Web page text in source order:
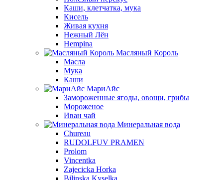
Каши, клетчатка, мука
Кисель
Живая кухня
Нежный Лён
Hempina
Масляный Король
Масла
Мука
Каши
МариАйс
Замороженные ягоды, овощи, грибы
Мороженое
Иван чай
Минеральная вода
Chureau
RUDOLFUV PRAMEN
Prolom
Vincentka
Zajecicka Horka
Bilinska Kyselka